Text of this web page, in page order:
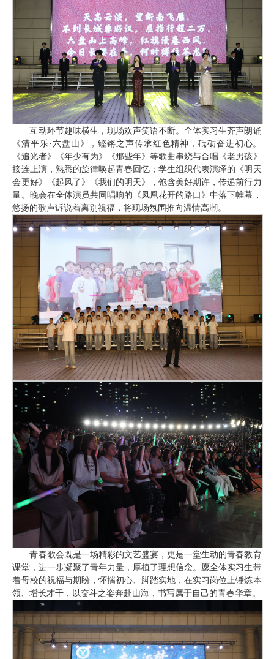
互动环节趣味横生，现场欢声笑语不断。全体实习生齐声朗诵
《清平乐·六盘山》，铿锵之声传承红色精神，砥砺奋进初心。
《追光者》《年少有为》《那些年》等歌曲串烧与合唱《老男孩》
接连上演，熟悉的旋律唤起青春回忆；学生组织代表演绎的《明天
会更好》《起风了》《我们的明天》，饱含美好期许，传递前行力
量。晚会在全体演员共同唱响的《凤凰花开的路口》中落下帷幕，
悠扬的歌声诉说着离别祝福，将现场氛围推向温情高潮。
青春歌会既是一场精彩的文艺盛宴，更是一堂生动的青春教育
课堂，进一步凝聚了青年力量，厚植了理想信念。愿全体实习生带
着母校的祝福与期盼，怀揣初心、脚踏实地，在实习岗位上锤炼本
领、增长才干，以奋斗之姿奔赴山海，书写属于自己的青春华章。